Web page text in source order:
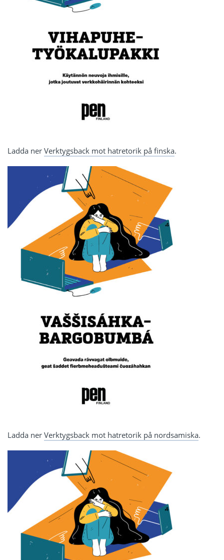
Ladda ner Verktygsback mot hatretorik på finska.
Ladda ner Verktygsback mot hatretorik på nordsamiska.